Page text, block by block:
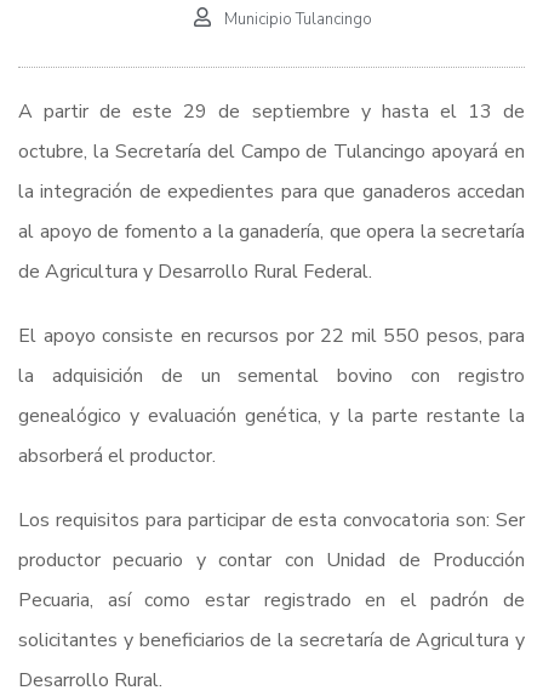
Municipio Tulancingo
A partir de este 29 de septiembre y hasta el 13 de
octubre, la Secretaría del Campo de Tulancingo apoyará en
la integración de expedientes para que ganaderos accedan
al apoyo de fomento a la ganadería, que opera la secretaría
de Agricultura y Desarrollo Rural Federal.
El apoyo consiste en recursos por 22 mil 550 pesos, para
la adquisición de un semental bovino con registro
genealógico y evaluación genética, y la parte restante la
absorberá el productor.
Los requisitos para participar de esta convocatoria son: Ser
productor pecuario y contar con Unidad de Producción
Pecuaria, así como estar registrado en el padrón de
solicitantes y beneficiarios de la secretaría de Agricultura y
Desarrollo Rural.